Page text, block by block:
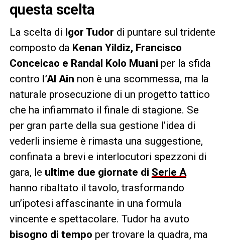
questa scelta
La scelta di Igor Tudor di puntare sul tridente
composto da Kenan Yildiz, Francisco
Conceicao e Randal Kolo Muani per la sfida
contro l’Al Ain non è una scommessa, ma la
naturale prosecuzione di un progetto tattico
che ha infiammato il finale di stagione. Se
per gran parte della sua gestione l’idea di
vederli insieme è rimasta una suggestione,
confinata a brevi e interlocutori spezzoni di
gara, le ultime due giornate di Serie A
hanno ribaltato il tavolo, trasformando
un’ipotesi affascinante in una formula
vincente e spettacolare. Tudor ha avuto
bisogno di tempo per trovare la quadra, ma